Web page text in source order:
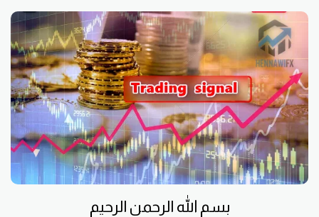
بسم الله الرحمن الرحيم